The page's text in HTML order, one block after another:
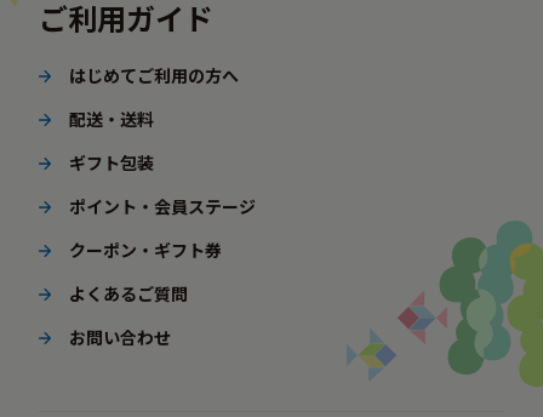
ご利用ガイド
はじめてご利用の方へ
配送・送料
ギフト包装
ポイント・会員ステージ
クーポン・ギフト券
よくあるご質問
お問い合わせ